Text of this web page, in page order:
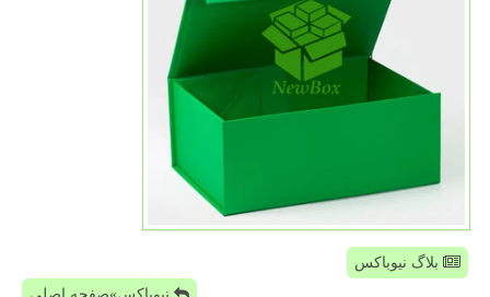
بلاگ نیوباکس